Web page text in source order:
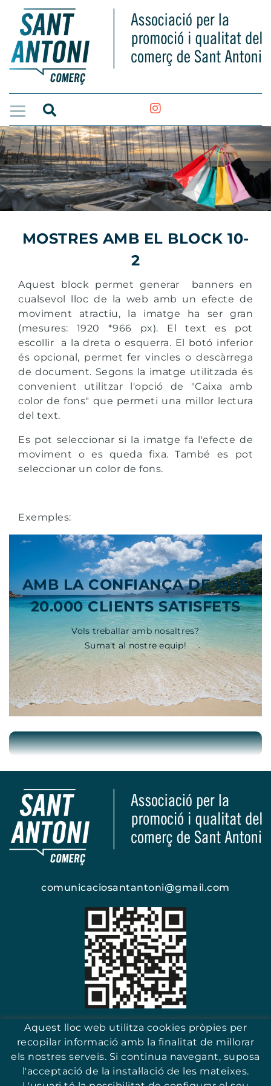
MOSTRES AMB EL BLOCK 10-
2
Aquest block permet generar banners en
cualsevol lloc de la web amb un efecte de
moviment atractiu, la imatge ha ser gran
(mesures: 1920 *966 px). El text es pot
escollir a la dreta o esquerra. El botó inferior
és opcional, permet fer vincles o descàrrega
de document. Segons la imatge utilitzada és
convenient utilitzar l'opció de "Caixa amb
color de fons" que permeti una millor lectura
del text.
Es pot seleccionar si la imatge fa l'efecte de
moviment o es queda fixa. També es pot
seleccionar un color de fons.
Exemples:
AMB LA CONFIANÇA DE MÉS
20.000 CLIENTS SATISFETS
Vols treballar amb nosaltres?
Suma't al nostre equip!
comunicaciosantantoni@gmail.com
Escaneja i troba el teu comerç
17251 - Sant Antoni (Girona)
Aquest lloc web utilitza cookies pròpies per
recopilar informació amb la finalitat de millorar
els nostres serveis. Si continua navegant, suposa
l'acceptació de la instal·lació de les mateixes.